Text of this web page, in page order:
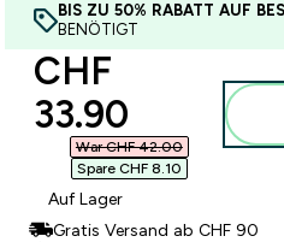
BIS ZU 50% RABATT AUF
BENÖTIGT
discounted
CHF
33.90‎
War CHF 42.00‎
Spare CHF 8.10‎
Auf Lager
Gratis Versand ab CHF 90